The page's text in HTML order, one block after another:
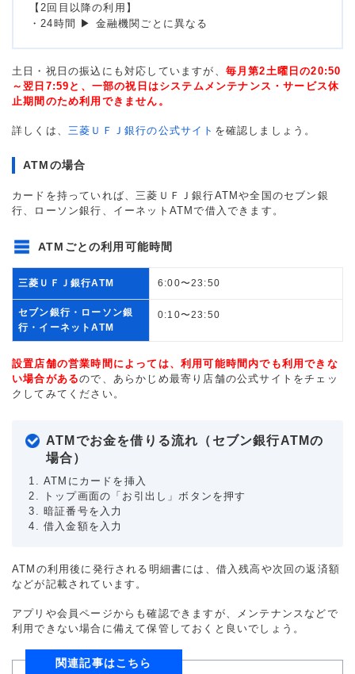
【2回目以降の利用】
・24時間 ▶ 金融機関ごとに異なる
土日・祝日の振込にも対応していますが、 毎月第2土曜日の20:50
～翌日7:59と、一部の祝日はシステムメンテナンス・サービス休
止期間のため利用できません。
詳しくは、 三菱ＵＦＪ銀行の公式サイト を確認しましょう。
ATMの場合
カードを持っていれば、三菱ＵＦＪ銀行ATMや全国のセブン銀
行、ローソン銀行、イーネットATMで借入できます。
ATMごとの利用可能時間
三菱ＵＦＪ銀行ATM 6:00〜23:50
セブン銀行・ローソン銀
行・イーネットATM
0:10〜23:50
設置店舗の営業時間によっては、利用可能時間内でも利用できな
い場合があるので、あらかじめ最寄り店舗の公式サイトをチェッ
クしてみてください。
ATMでお金を借りる流れ（セブン銀行ATMの
場合）
ATMにカードを挿入
トップ画面の「お引出し」ボタンを押す
暗証番号を入力
借入金額を入力
ATMの利用後に発行される明細書には、借入残高や次回の返済額
などが記載されています。
アプリや会員ページからも確認できますが、メンテナンスなどで
利用できない場合に備えて保管しておくと良いでしょう。
関連記事はこちら